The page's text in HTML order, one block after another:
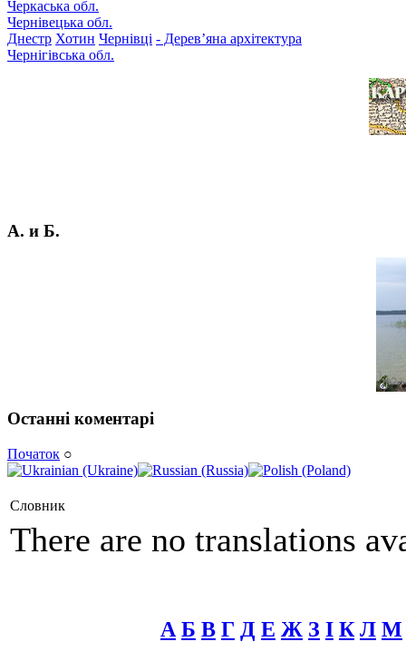
Черкаська обл.
Чернівецька обл.
Днестр Хотин Чернівці - Дерев’яна архітектура
Чернігівська обл.
А. и Б.
Останні коментарі
Початок ○
Словник
There are no translations
А Б В Г Д Е Ж З І К Л М